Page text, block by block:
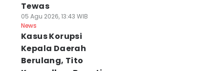
Tewas
05 Agu 2026, 13:43 WIB
News
Kasus Korupsi
Kepala Daerah
Berulang, Tito